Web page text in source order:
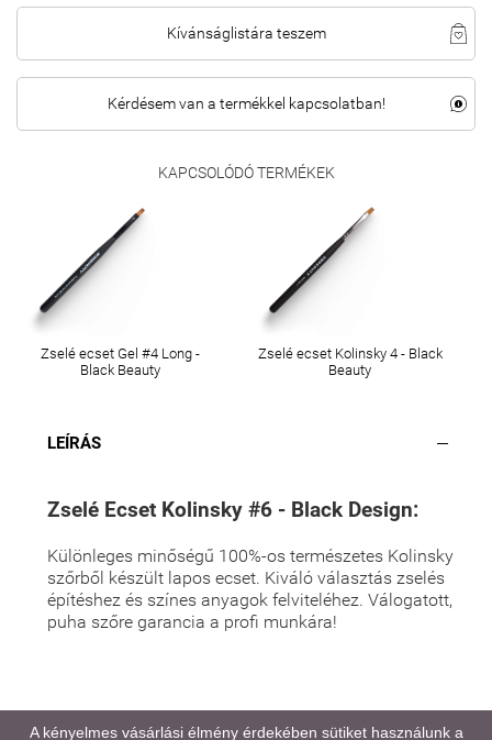
Kívánságlistára teszem
Kérdésem van a termékkel kapcsolatban!
KAPCSOLÓDÓ TERMÉKEK
Zselé ecset Gel #4 Long -
Black Beauty
Zselé ecset Kolinsky 4 - Black
Beauty
LEÍRÁS
Zselé Ecset Kolinsky #6 - Black Design:
Különleges minőségű 100%-os természetes Kolinsky
szőrből készült lapos ecset. Kiváló választás zselés
építéshez és színes anyagok felviteléhez. Válogatott,
puha szőre garancia a profi munkára!
A kényelmes vásárlási élmény érdekében sütiket használunk a